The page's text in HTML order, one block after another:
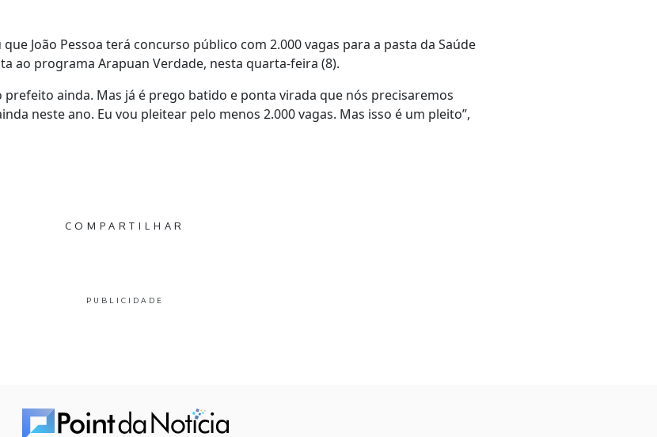
João Pessoa terá concurso público com 2.000 vagas para a pasta da Saúde
ao programa Arapuan Verdade, nesta quarta-feira (8).
prefeito ainda. Mas já é prego batido e ponta virada que nós precisaremos
neste ano. Eu vou pleitear pelo menos 2.000 vagas. Mas isso é um pleito”,
COMPARTILHAR
PUBLICIDADE